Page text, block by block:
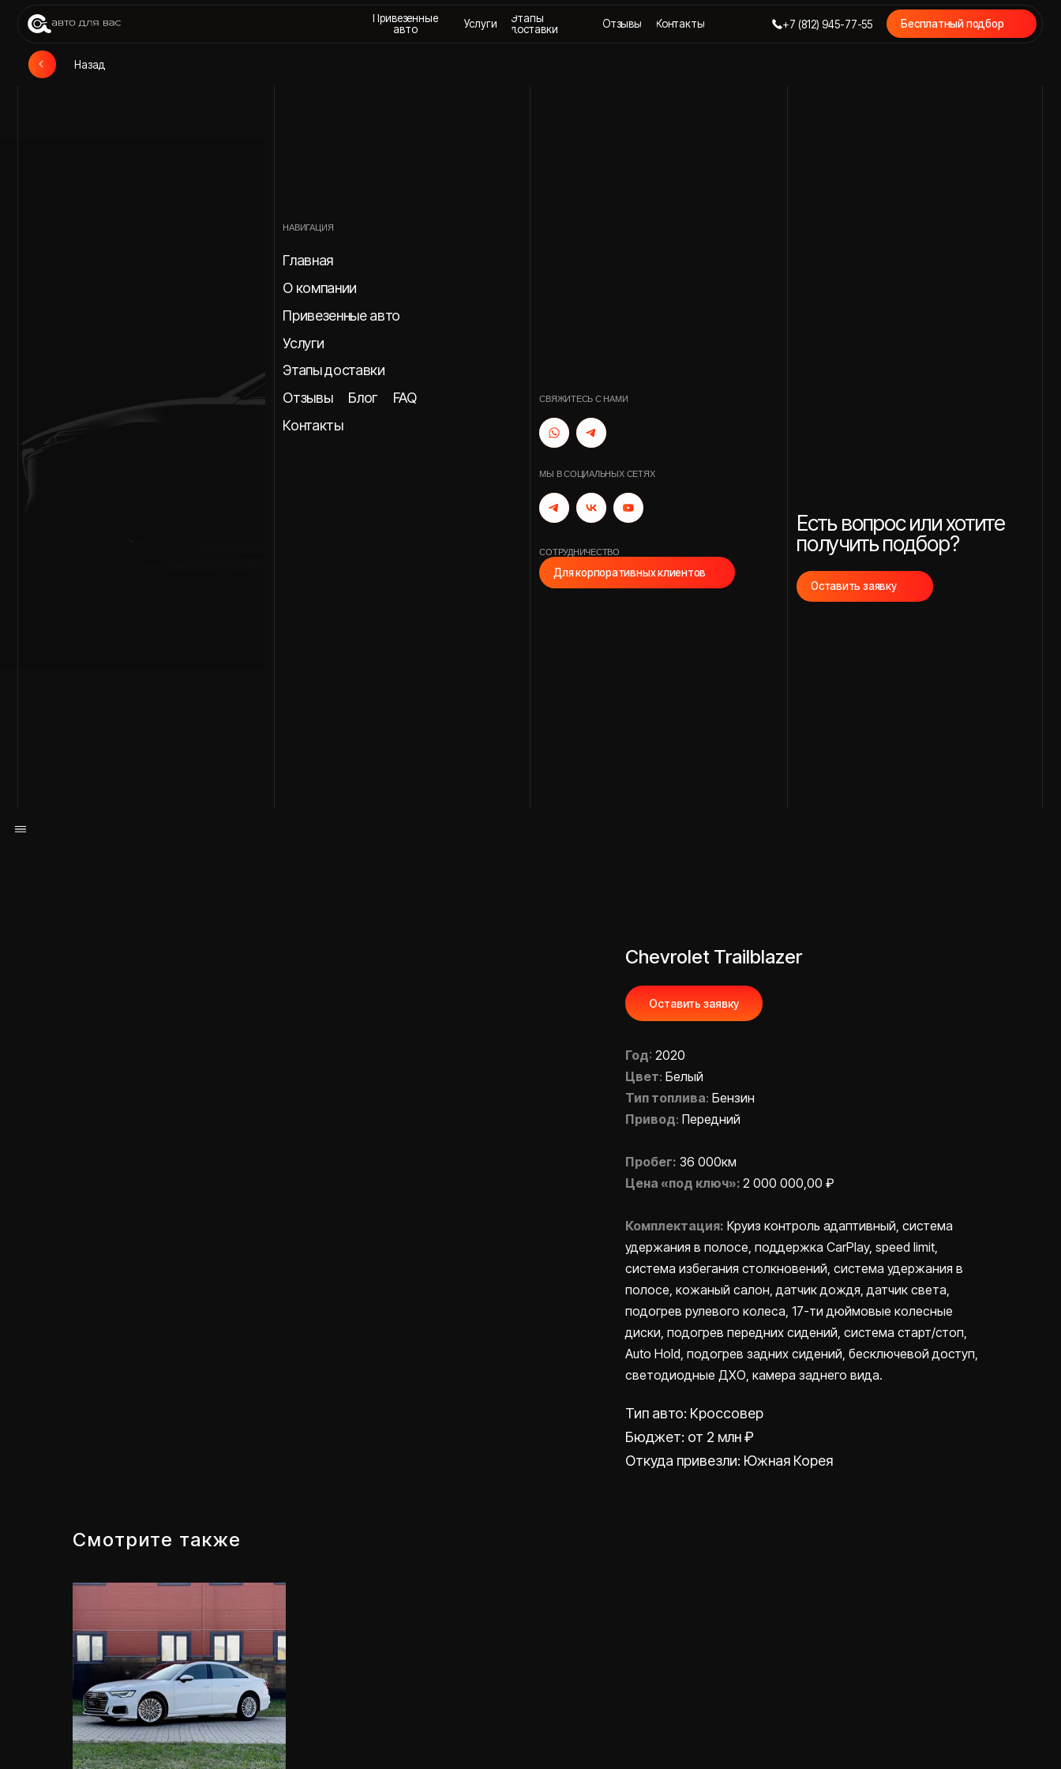
Назад
Этапы
доставки
Привезенные Услуги Отзывы Контакты +7 (812) 945-77-55 Бесплатный подбор
СОТРУДНИЧЕСТВО
Для корпоративных клиентов
Оставить заявку
Главная
О компании
Привезенные авто
Контакты
МЫ В СОЦИАЛЬНЫХ СЕТЯХ
Chevrolet Trailblazer
Оставить заявку
Год: 2020
Цвет: Белый
Тип топлива: Бензин
Привод: Передний
Пробег: 36 000км
Цена «под ключ»: 2 000 000,00 ₽
Комплектация: Круиз контроль адаптивный, система
удержания в полосе, поддержка CarPlay, speed limit,
система избегания столкновений, система удержания в
полосе, кожаный салон, датчик дождя, датчик света,
подогрев рулевого колеса, 17-ти дюймовые колесные
диски, подогрев передних сидений, система старт/стоп,
Auto Hold, подогрев задних сидений, бесключевой доступ,
светодиодные ДХО, камера заднего вида.
Тип авто: Кроссовер
Бюджет: от 2 млн ₽
Откуда привезли: Южная Корея
Смотрите также